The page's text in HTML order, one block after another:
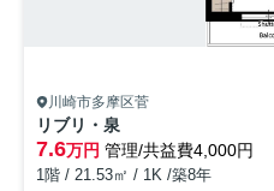
川崎市多摩区菅
リブリ・泉
7.6万円 管理/共益費4,000円
1階 / 21.53㎡ / 1K /築8年